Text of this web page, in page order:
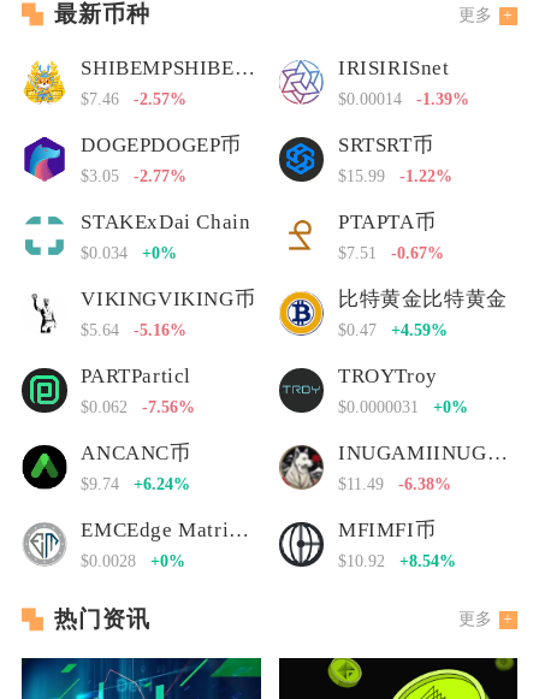
最新币种 更多
SHIBEMPSHIBEMP币
$7.46 -2.57%
IRISIRISnet
$0.00014 -1.39%
DOGEPDOGEP币
$3.05 -2.77%
SRTSRT币
$15.99 -1.22%
STAKExDai Chain
$0.034 +0%
PTAPTA币
$7.51 -0.67%
VIKINGVIKING币
$5.64 -5.16%
比特黄金比特黄金
$0.47 +4.59%
PARTParticl
$0.062 -7.56%
TROYTroy
$0.0000031 +0%
ANCANC币
$9.74 +6.24%
INUGAMIINUGAMI币
$11.49 -6.38%
EMCEdge Matrix Chain
$0.0028 +0%
MFIMFI币
$10.92 +8.54%
热门资讯 更多